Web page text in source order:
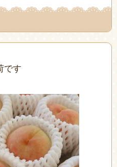
です